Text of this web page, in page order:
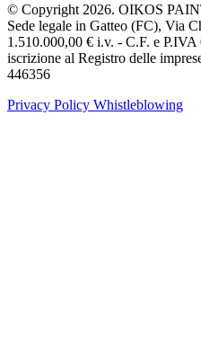
© Copyright 2026. OIKOS
Sede legale in Gatteo (FC), Via
1.510.000,00 € i.v. - C.F. e
iscrizione al Registro delle
446356
Privacy Policy Whistleblowing